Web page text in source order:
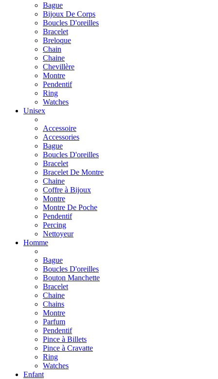
Bague
Bijoux De Corps
Boucles D'oreilles
Bracelet
Breloque
Chain
Chaine
Chevillère
Montre
Pendentif
Ring
Watches
Unisex
Accessoire
Accessories
Bague
Boucles D'oreilles
Bracelet
Bracelet De Montre
Chaine
Coffre à Bijoux
Montre
Montre De Poche
Pendentif
Percing
Nettoyeur
Homme
Bague
Boucles D'oreilles
Bouton Manchette
Bracelet
Chaine
Chains
Montre
Parfum
Pendentif
Pince à Billets
Pince à Cravatte
Ring
Watches
Enfant